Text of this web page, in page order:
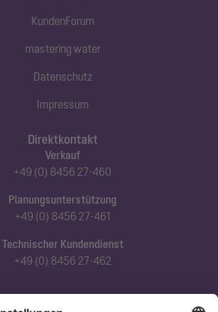
Direktkontakt
Verkauf
+49 (0) 8456 27-460
Planungsunterstützung
+49 (0) 8456 27-461
Technischer Kundendienst
+49 (0) 8456 27-462
Sie unseren Newsletter
KundenForum
mastering water
Datenschutz
Impressum